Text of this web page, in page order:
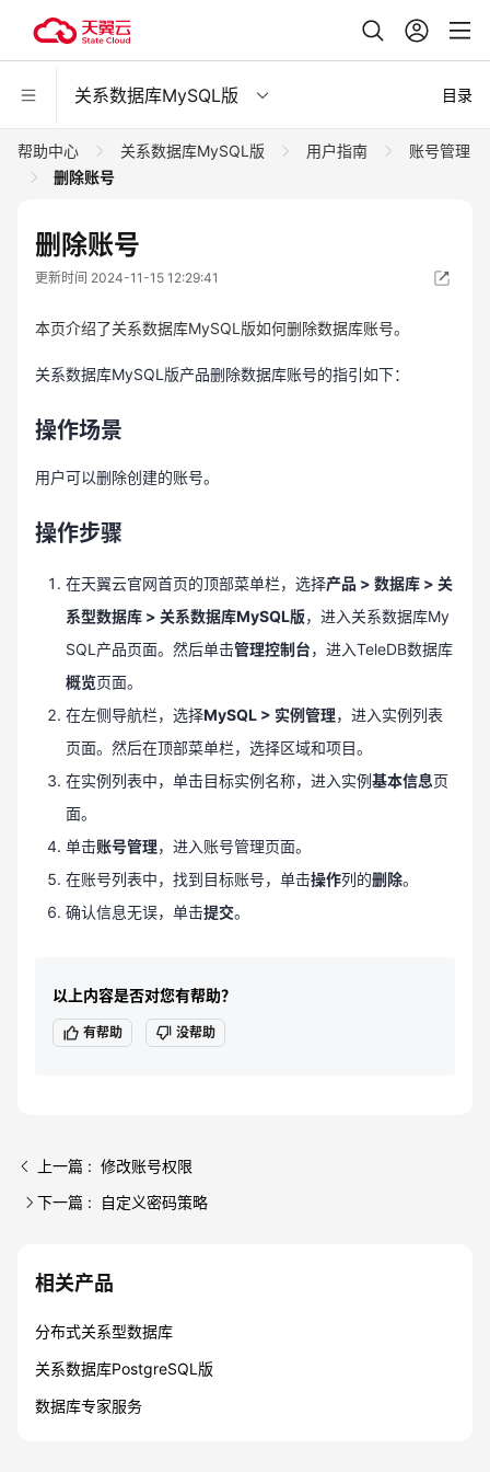
关系数据库MySQL版 目录
帮助中心 关系数据库MySQL版 用户指南
账号管理
删除账号
删除账号
更新时间 2024-11-15 12:29:41
本页介绍了关系数据库MySQL版如何删除数据库账号。
关系数据库MySQL版产品删除数据库账号的指引如下：
操作场景
用户可以删除创建的账号。
操作步骤
在天翼云官网首页的顶部菜单栏，选择产品 > 数据库 > 关
系型数据库 > 关系数据库MySQL版，进入关系数据库My
SQL产品页面。然后单击管理控制台，进入TeleDB数据库
概览页面。
在左侧导航栏，选择MySQL > 实例管理，进入实例列表
页面。然后在顶部菜单栏，选择区域和项目。
在实例列表中，单击目标实例名称，进入实例基本信息页
面。
单击账号管理，进入账号管理页面。
在账号列表中，找到目标账号，单击操作列的删除。
确认信息无误，单击提交。
以上内容是否对您有帮助？
有帮助 没帮助
上一篇 : 修改账号权限
下一篇 : 自定义密码策略
相关产品
分布式关系型数据库
关系数据库PostgreSQL版
数据库专家服务